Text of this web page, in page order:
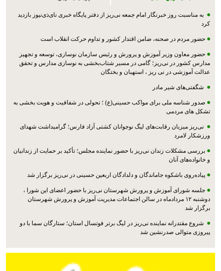
به مناسبت روز خبرنگار امام جمعه نی‌ریز از دفتر پایگاه خبری نای‌ذی‌نیوز بازدید
کرد
حضور مردم در صحنه، ضامن اقتدار کشور و تداوم حرکت انقلاب است
حضور معاون وزیر آموزش و پرورش و رئیس سازمان نوسازی، توسعه و تجهیز
مدارس کشور در نی‌ریز؛ گامی در مسیر شتاب‌بخشی به نوسازی مدارس و تحقق
عدالت آموزشی در نی ریز ، استهبان و بختگان
شگفتی‌های شیر مادر
صدور شناسه ملی برای مواکب حسینی(ع) ؛ تحولی در شفافیت و هویت بخشی به
تشکل های مردمی
نی‌ریز میزبان رقابت‌های لیگ نوجوانان کشتی آزاد فارس؛ گرامیداشت شهدای
ورزشکار لامرد
بررسی مشکلات زندان نی‌ریز با حضور نماینده مجلس؛ تأکید بر حمایت از زندانیان
و خانواده‌های آنان
پیاده‌روی باشکوه جاماندگان و دلدادگان اربعین حسینی در نی‌ریز برگزار شد
جلسه شورای آموزش و پرورش شهرستان نی‌ریز با حضور اعضای این شورا ،
دوشنبه ۱۲ مردادماه در سالن اجتماعات مدیریت آموزش و پرورش شهرستان
برگزار شد
شروع مقتدرانه نماینده نی‌ریز در لیگ برتر فوتسال استان؛ ستارگان سما با دو
پیروزی متوالی صدرنشین شد